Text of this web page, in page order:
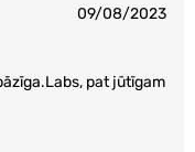
09/08/2023
pat jūtīgam